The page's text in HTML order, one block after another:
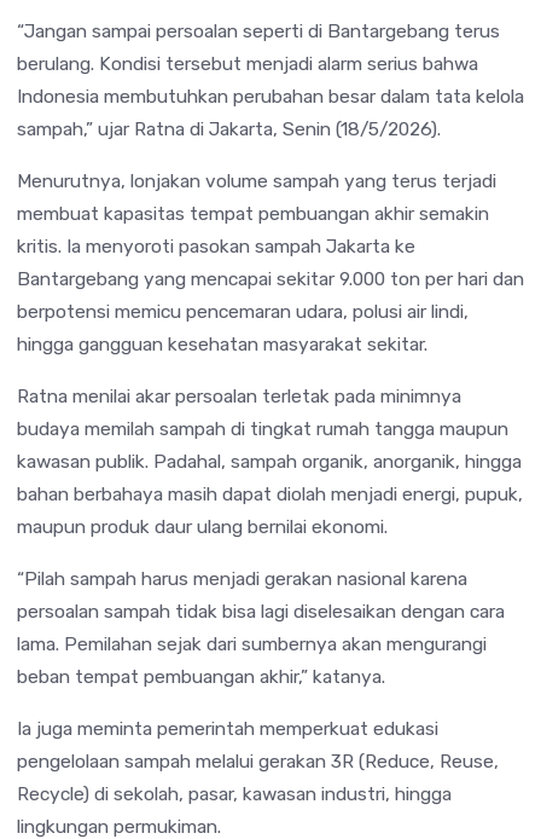
“Jangan sampai persoalan seperti di Bantargebang terus
berulang. Kondisi tersebut menjadi alarm serius bahwa
Indonesia membutuhkan perubahan besar dalam tata kelola
sampah,” ujar Ratna di Jakarta, Senin (18/5/2026).
Menurutnya, lonjakan volume sampah yang terus terjadi
membuat kapasitas tempat pembuangan akhir semakin
kritis. Ia menyoroti pasokan sampah Jakarta ke
Bantargebang yang mencapai sekitar 9.000 ton per hari dan
berpotensi memicu pencemaran udara, polusi air lindi,
hingga gangguan kesehatan masyarakat sekitar.
Ratna menilai akar persoalan terletak pada minimnya
budaya memilah sampah di tingkat rumah tangga maupun
kawasan publik. Padahal, sampah organik, anorganik, hingga
bahan berbahaya masih dapat diolah menjadi energi, pupuk,
maupun produk daur ulang bernilai ekonomi.
“Pilah sampah harus menjadi gerakan nasional karena
persoalan sampah tidak bisa lagi diselesaikan dengan cara
lama. Pemilahan sejak dari sumbernya akan mengurangi
beban tempat pembuangan akhir,” katanya.
Ia juga meminta pemerintah memperkuat edukasi
pengelolaan sampah melalui gerakan 3R (Reduce, Reuse,
Recycle) di sekolah, pasar, kawasan industri, hingga
lingkungan permukiman.